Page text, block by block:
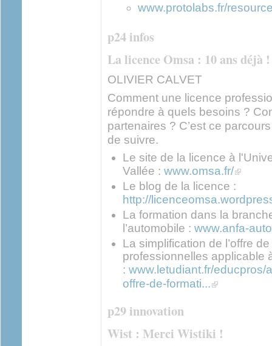
www.protolabs.fr/
p24 infos
La licence Omsa : 10 ans déjà !
OLIVIER CALVET
Comment une licence
répondre à quels besoins ?
partenaires ? C’est ce
de suivre.
Le site de la licence à
Vallée : www.omsa.fr/(link is
Le blog de la licence :
http://
La formation dans la
l’automobile : www.anfa-
La simplification de l’offre
professionnelles applicable
: www.letudiant.fr/educpros/
offre-de-formati...(link is external)
p29 innovation
Wist : Merci Wistiki !